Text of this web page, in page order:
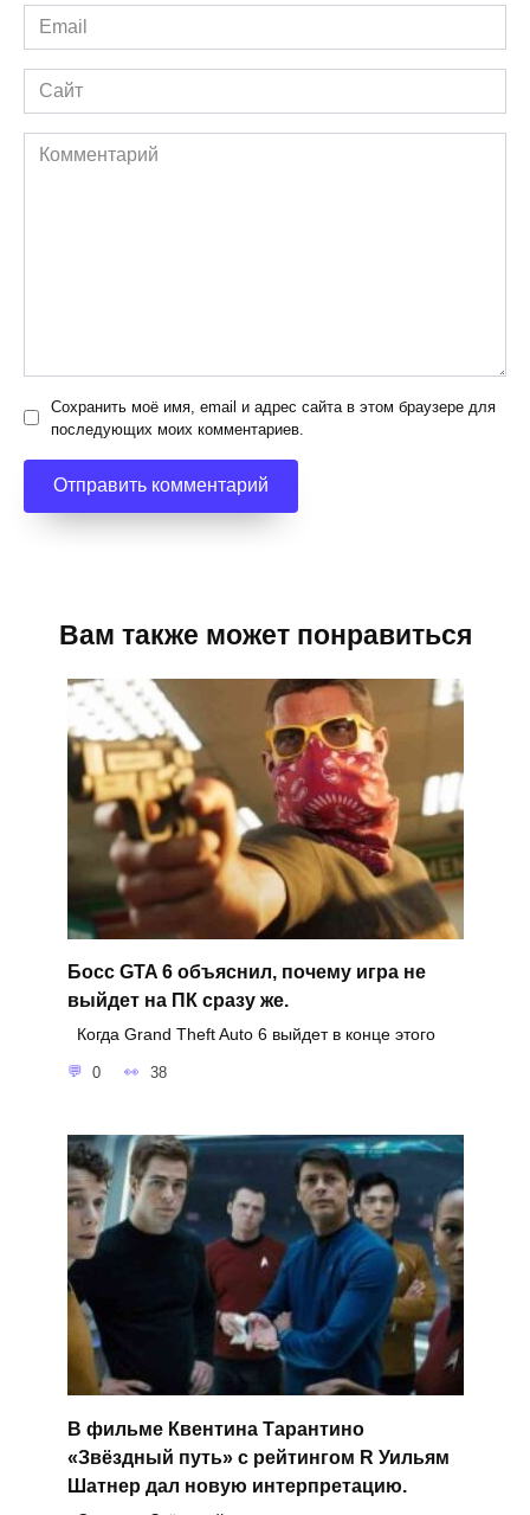
Email
*
Сайт
Комментарий
Сохранить моё имя, email и адрес сайта в этом браузере для
последующих моих комментариев.
Вам также может понравиться
Босс GTA 6 объяснил, почему игра не
выйдет на ПК сразу же.
Когда Grand Theft Auto 6 выйдет в конце этого
0 38
В фильме Квентина Тарантино
«Звёздный путь» с рейтингом R Уильям
Шатнер дал новую интерпретацию.